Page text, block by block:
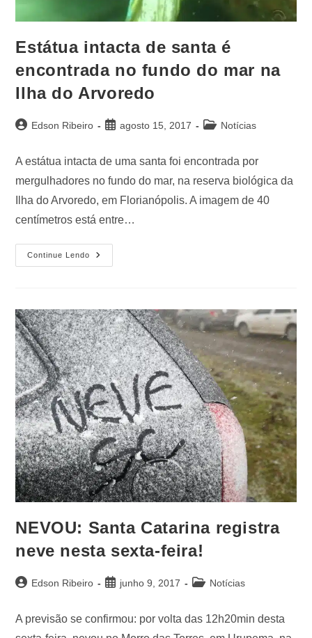
Estátua intacta de santa é
encontrada no fundo do mar na
Ilha do Arvoredo
Edson Ribeiro agosto 15, 2017 Notícias
A estátua intacta de uma santa foi encontrada por
mergulhadores no fundo do mar, na reserva biológica da
Ilha do Arvoredo, em Florianópolis. A imagem de 40
centímetros está entre…
Continue Lendo
NEVOU: Santa Catarina registra
neve nesta sexta-feira!
Edson Ribeiro junho 9, 2017 Notícias
A previsão se confirmou: por volta das 12h20min desta